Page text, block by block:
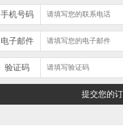
手机号码
电子邮件
验证码